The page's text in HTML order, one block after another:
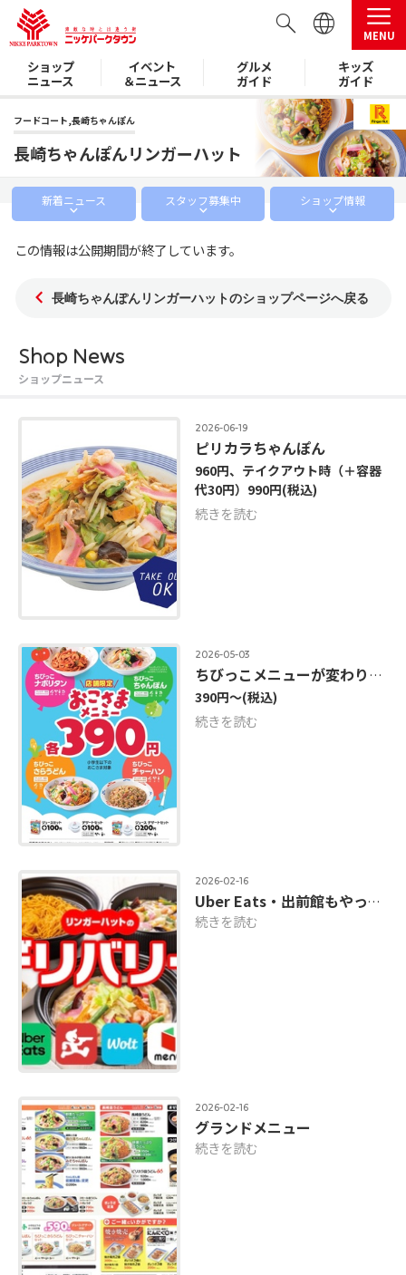
MENU
ショップ
ニュース
イベント
＆ニュース
グルメ
ガイド
キッズ
ガイド
フードコート,長崎ちゃんぽん
長崎ちゃんぽんリンガーハット
新着ニュース スタッフ募集中 ショップ情報
この情報は公開期間が終了しています。
長崎ちゃんぽんリンガーハットのショップページへ戻る
Shop News
ショップニュース
2026-06-19
ピリカラちゃんぽん
960円、テイクアウト時（＋容器
代30円）990円(税込)
続きを読む
2026-05-03
ちびっこメニューが変わりました！
390円～(税込)
続きを読む
2026-02-16
Uber Eats・出前館もやっています！
続きを読む
2026-02-16
グランドメニュー
続きを読む